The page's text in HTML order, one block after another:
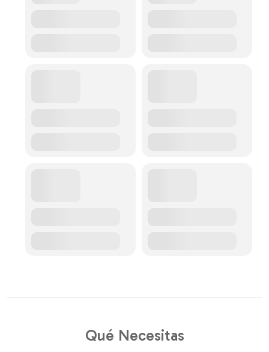
Qué Necesitas